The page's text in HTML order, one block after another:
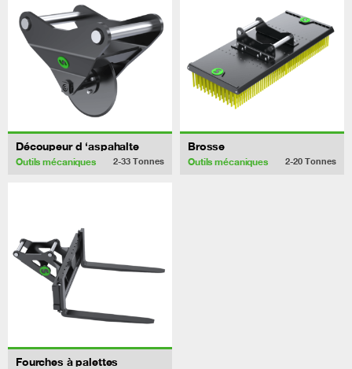
Découpeur d ‘aspahalte
Outils mécaniques 2-33 Tonnes
Brosse
Outils mécaniques 2-20 Tonnes
Fourches à palettes